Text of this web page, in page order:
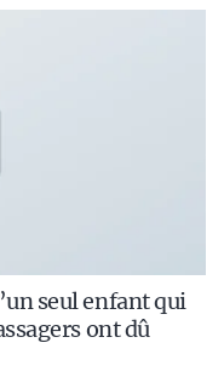
seul enfant qui
ont dû